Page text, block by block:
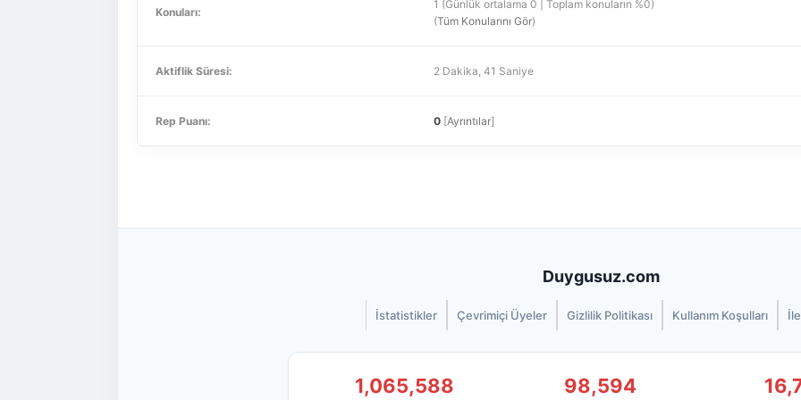
Konuları:
1 (Günlük ortalama 0 | Toplam konuların %0)
(Tüm Konularını Gör)
Aktiflik Süresi: 2 Dakika, 41 Saniye
Rep Puanı: 0 [Ayrıntılar]
Duygusuz.com
İstatistikler Çevrimiçi Üyeler Gizlilik Politikası Kullanım Koşulları
1,065,588 98,594